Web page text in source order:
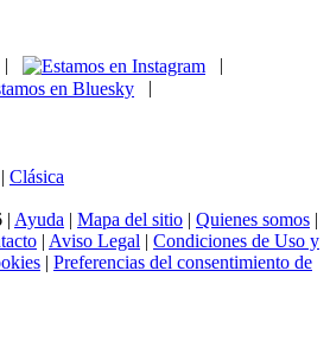
|
|
|
Clásica
| Ayuda | Mapa del sitio | Quienes somos |
| Aviso Legal | Condiciones de Uso y
| Preferencias del consentimiento de